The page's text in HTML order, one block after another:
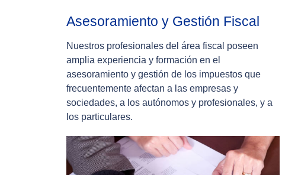
Asesoramiento y Gestión Fiscal
Nuestros profesionales del área fiscal poseen
amplia experiencia y formación en el
asesoramiento y gestión de los impuestos que
frecuentemente afectan a las empresas y
sociedades, a los autónomos y profesionales, y a
los particulares.